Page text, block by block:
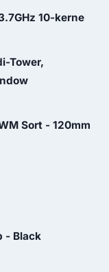
10-kerne
Tower,
Sort - 120mm
- Black